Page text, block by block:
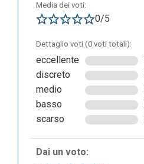
Si potranno subito
categoria “Popular”. Se
Media dei voti:
0/5
Dettaglio voti (0 voti totali):
eccellente
discreto
medio
basso
scarso
Dai un voto: